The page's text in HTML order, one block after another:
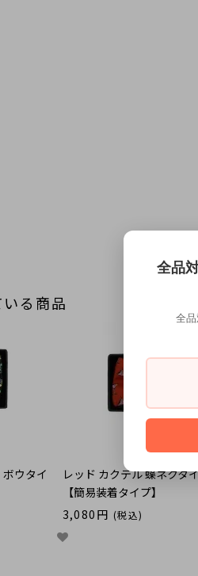
る商品
ウタイ
レッド カクテル 蝶ネクタ
【簡易装着タイプ】
3,080円 (税込)
全品
全